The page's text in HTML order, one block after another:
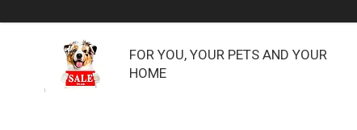
FOR YOU, YOUR PETS AND YOUR
HOME